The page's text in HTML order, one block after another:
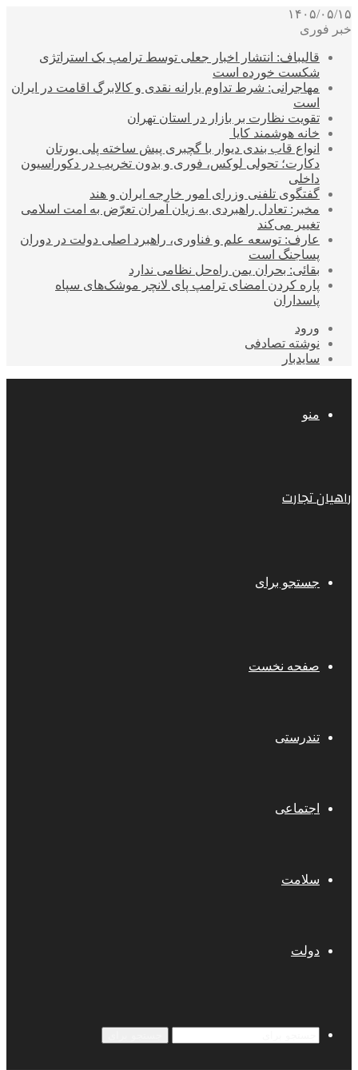
۱۴۰۵/۰۵/۱۵
خبر فوری
قالیباف: انتشار اخبار جعلی توسط ترامپ یک استراتژی
شکست خورده است
مهاجرانی: شرط تداوم یارانه نقدی و کالابرگ اقامت در ایران
است
تقویت نظارت بر بازار در استان تهران
خانه هوشمند کایا
انواع قاب بندی دیوار با گچبری پیش ساخته پلی یورتان
دکارت؛ تحولی لوکس، فوری و بدون تخریب در دکوراسیون
داخلی
گفتگوی تلفنی وزرای امور خارجه ایران و هند
مخبر: تعادل راهبردی به زیان آمران تعرّض به امت اسلامی
تغییر می‌کند
عارف: توسعه علم و فناوری، راهبرد اصلی دولت در دوران
پساجنگ است
بقائی: بحران یمن راه‌حل نظامی ندارد
پاره کردن امضای ترامپ پای لانچر موشک‌های سپاه
پاسداران
ورود
نوشته تصادفی
سایدبار
منو
راهیان تجارت
جستجو برای
صفحه نخست
تندرستی
اجتماعی
سلامت
دولت